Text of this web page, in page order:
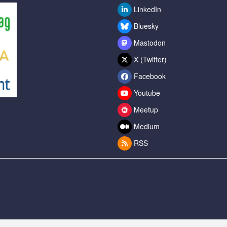
LinkedIn
Bluesky
Mastodon
X (Twitter)
Facebook
Youtube
Meetup
Medium
RSS